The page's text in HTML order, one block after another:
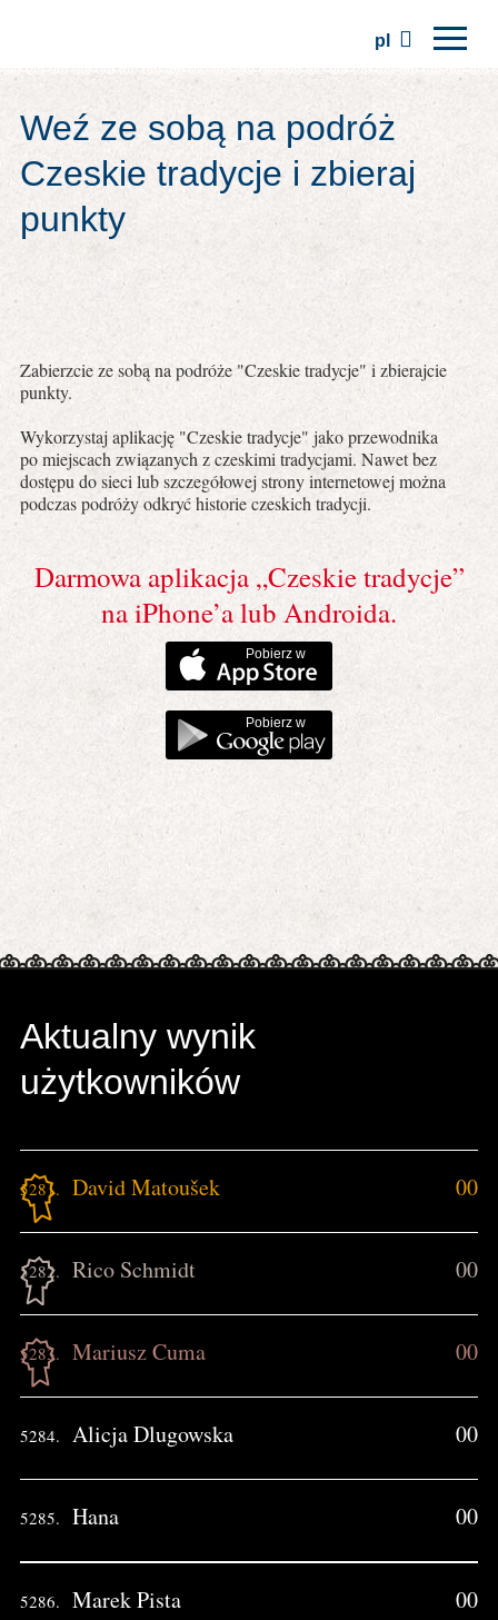
pl
Regiony
Tradycje
Wycieczki
Weź ze sobą na podróż
Czeskie tradycje i zbieraj
punkty
Zabierzcie ze sobą na podróże "Czeskie tradycje" i zbierajcie
punkty.
Wykorzystaj aplikację "Czeskie tradycje" jako przewodnika
po miejscach związanych z czeskimi tradycjami. Nawet bez
dostępu do sieci lub szczegółowej strony internetowej można
podczas podróży odkryć historie czeskich tradycji.
Darmowa aplikacja „Czeskie tradycje”
na iPhone’a lub Androida.
Pobierz w
Pobierz w
Aktualny wynik
użytkowników
5281. David Matoušek 00
5282. Rico Schmidt 00
5283. Mariusz Cuma 00
5284. Alicja Dlugowska 00
5285. Hana 00
5286. Marek Pista 00